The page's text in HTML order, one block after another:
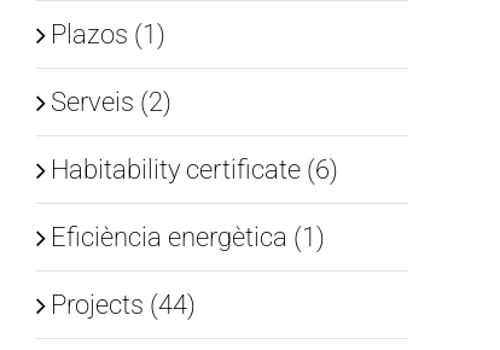
Plazos (1)
Serveis (2)
Habitability certificate (6)
Eficiència energètica (1)
Projects (44)